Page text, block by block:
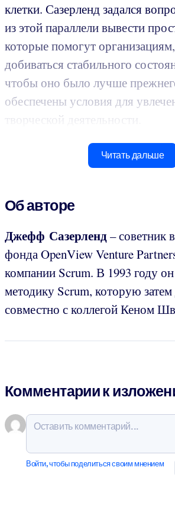
клетки. Сазерленд задался
из этой параллели вывести
которые помогут
добиваться стабильного
чтобы оно было лучше
обеспечены условия для
творческой деятельности.
Читать дальше
Об авторе
Джефф Сазерленд– советник
фонда OpenView Venture
компании Scrum. В 1993 году он
методику Scrum, которую
совместно с коллегой Кеном
Комментарии к
Войти, чтобы поделиться своим мнением